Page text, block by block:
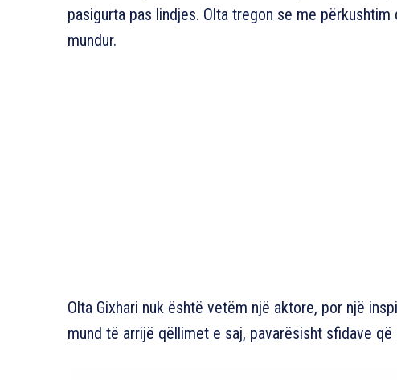
pasigurta pas lindjes. Olta tregon se me
mundur.
Olta Gixhari nuk është vetëm një aktore, por një
mund të arrijë qëllimet e saj, pavarësisht sfidave